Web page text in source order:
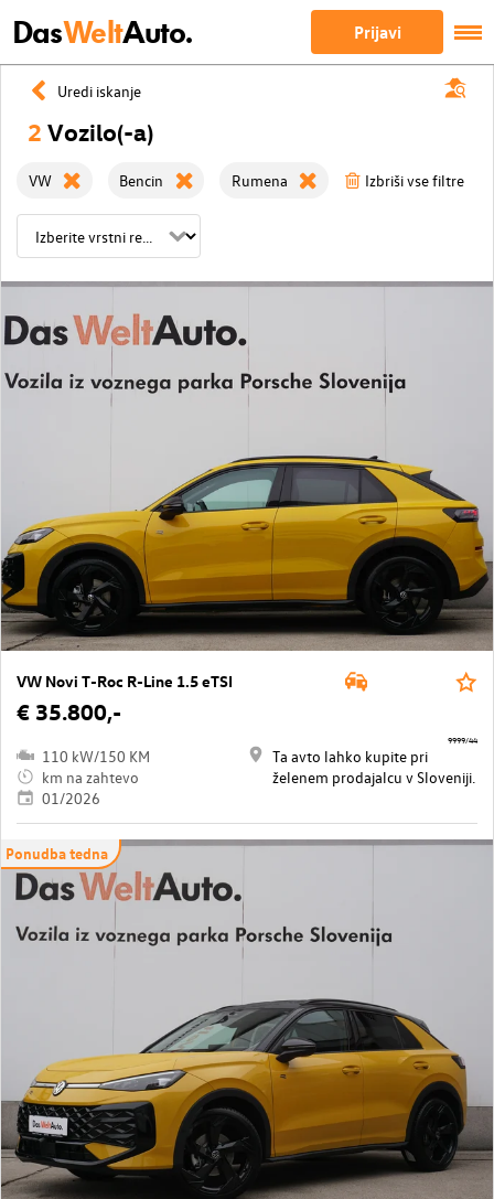
DasWeltAuto. Prijavi
Uredi iskanje
2 Vozilo(-a)
VW Bencin Rumena Izbriši vse filtre
VW Novi T-Roc R-Line 1.5 eTSI
€ 35.800,-
110 kW/150 KM
km na zahtevo
01/2026
Ta avto lahko kupite pri
želenem prodajalcu v Sloveniji.
9999/44
Ponudba tedna